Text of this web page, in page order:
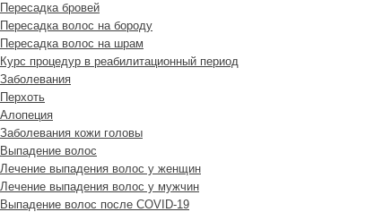
Пересадка бровей
Пересадка волос на бороду
Пересадка волос на шрам
Курс процедур в реабилитационный период
Заболевания
Перхоть
Алопеция
Заболевания кожи головы
Выпадение волос
Лечение выпадения волос у женщин
Лечение выпадения волос у мужчин
Выпадение волос после COVID-19